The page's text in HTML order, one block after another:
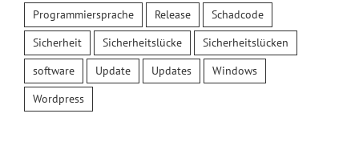
Programmiersprache
Release
Schadcode
Sicherheit
Sicherheitslücke
Sicherheitslücken
software
Update Updates
Windows
Wordpress